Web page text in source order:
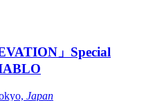
」Special
Japan